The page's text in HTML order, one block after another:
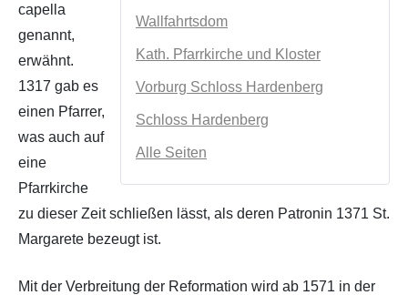
Wallfahrtsdom
Kath. Pfarrkirche und Kloster
Vorburg Schloss Hardenberg
Schloss Hardenberg
Alle Seiten
capella
genannt,
erwähnt.
1317 gab es
einen Pfarrer,
was auch auf
eine
Pfarrkirche
zu dieser Zeit schließen lässt, als deren Patronin 1371 St.
Margarete bezeugt ist.
Mit der Verbreitung der Reformation wird ab 1571 in der